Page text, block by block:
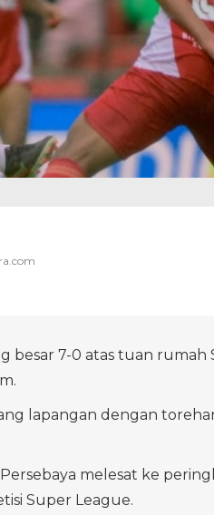
besar 7-0 atas tuan rumah
lapangan dengan
melesat ke
Super League.